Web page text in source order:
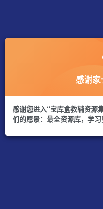
感谢
感谢您进入“宝库盒教辅资源
们的愿景：最全资源库，学习